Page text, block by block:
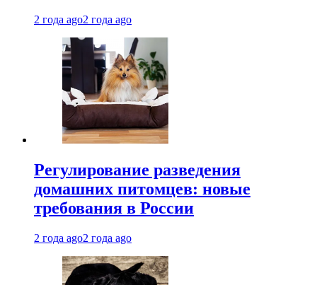
2 года ago2 года ago
Регулирование разведения
домашних питомцев: новые
требования в России
2 года ago2 года ago